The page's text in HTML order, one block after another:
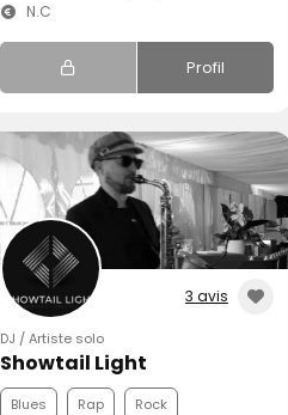
N.C
Profil
3 avis
DJ / Artiste solo
Showtail Light
Blues Rap Rock